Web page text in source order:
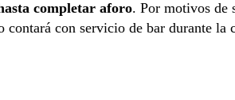
completar aforo. Por motivos de
contará con servicio de bar durante la